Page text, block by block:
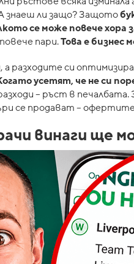
знаеш ли защо? Защото
се може повече хора
пари.Това е бизнес
а разходите си
усетят, че не си
– ръст в
се продават –
винаги ще